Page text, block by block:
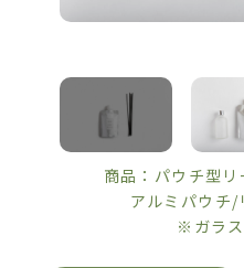
商品：パウチ型
アルミパウチ
※ガラ